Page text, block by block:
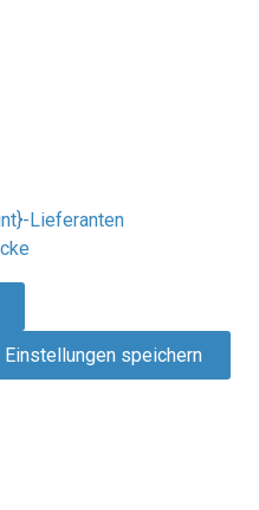
Lieferanten
Einstellungen speichern